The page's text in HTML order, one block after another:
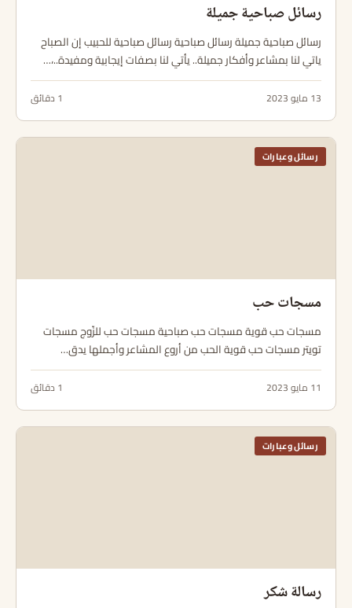
رسائل صباحية جميلة
رسائل صباحية جميلة رسائل صباحية رسائل صباحية للحبيب إن الصباح
ياتي لنا بمشاعر وأفكار جميلة.. يأتي لنا بصفات إيجابية ومفيدة..،…
13 مايو 2023 1 دقائق
رسائل وعبارات
مسجات حب
مسجات حب قوية مسجات حب صباحية مسجات حب للزّوج مسجات
تويتر مسجات حب قوية الحب من أروع المشاعر وأجملها يدق…
11 مايو 2023 1 دقائق
رسائل وعبارات
رسالة شكر